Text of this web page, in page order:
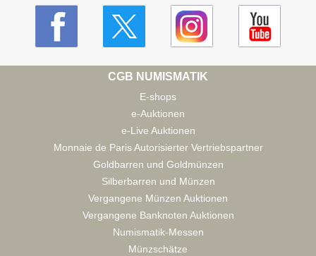
CGB NUMISMATIK
E-shops
e-Auktionen
e-Live Auktionen
Monnaie de Paris Autorisierter Vertriebspartner
Goldbarren und Goldmünzen
Silberbarren und Münzen
Vergangene Münzen Auktionen
Vergangene Banknoten Auktionen
Numismatik-Messen
Münzschätze